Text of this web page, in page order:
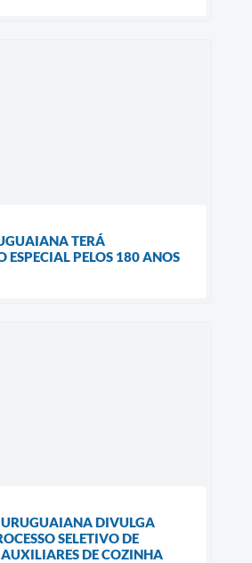
TERÁ
ESPECIAL PELOS 180 ANOS
URUGUAIANA DIVULGA
SELETIVO DE
DE COZINHA